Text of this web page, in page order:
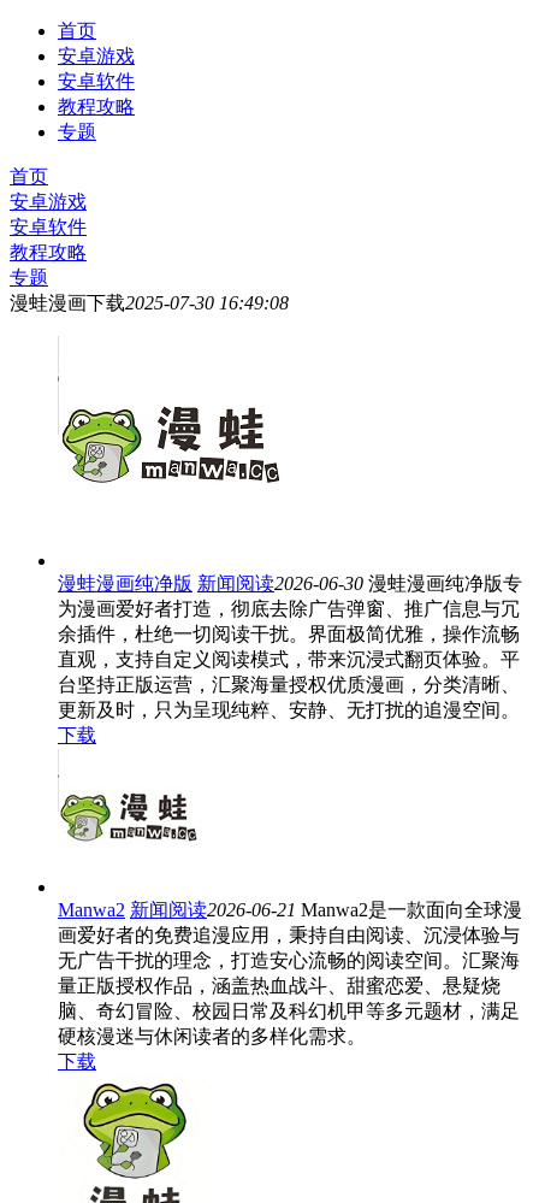
首页
安卓游戏
安卓软件
教程攻略
专题
首页
安卓游戏
安卓软件
教程攻略
专题
漫蛙漫画下载2025-07-30 16:49:08
漫蛙漫画纯净版 新闻阅读2026-06-30 漫蛙漫画纯净版专
为漫画爱好者打造，彻底去除广告弹窗、推广信息与冗
余插件，杜绝一切阅读干扰。界面极简优雅，操作流畅
直观，支持自定义阅读模式，带来沉浸式翻页体验。平
台坚持正版运营，汇聚海量授权优质漫画，分类清晰、
更新及时，只为呈现纯粹、安静、无打扰的追漫空间。
下载
Manwa2 新闻阅读2026-06-21 Manwa2是一款面向全球漫
画爱好者的免费追漫应用，秉持自由阅读、沉浸体验与
无广告干扰的理念，打造安心流畅的阅读空间。汇聚海
量正版授权作品，涵盖热血战斗、甜蜜恋爱、悬疑烧
脑、奇幻冒险、校园日常及科幻机甲等多元题材，满足
硬核漫迷与休闲读者的多样化需求。
下载